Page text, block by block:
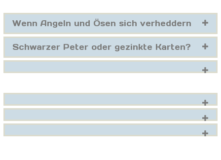
Wenn Angeln und Ösen sich verheddern
Schwarzer Peter oder gezinkte Karten?